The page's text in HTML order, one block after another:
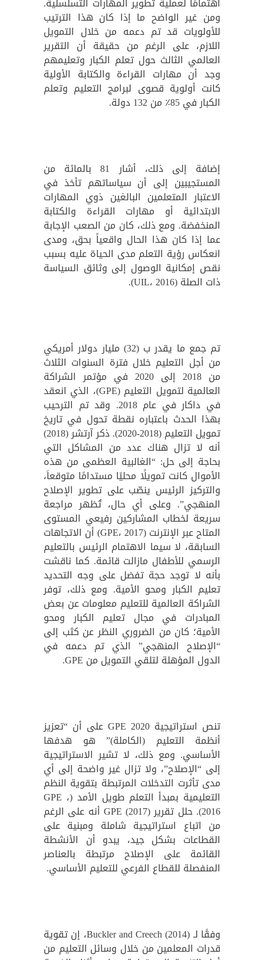
ومن غير الواضح ما إذا كان هذا الترتيب
للأولويات قد تم دعمه من خلال التمويل
اللازم، على الرغم من حقيقة أن التقرير
العالمي الثالث حول تعلم الكبار وتعليمهم
وجد أن مهارات القراءة والكتابة الأولية
كانت أولوية قصوى لبرامج التعليم وتعلم
الكبار في 85٪ من 132 دولة.
إضافة إلى ذلك، أشار 81 بالمائة من
المستجيبين إلى أن سياساتهم تأخذ في
الاعتبار المتعلمين البالغين ذوي المهارات
الابتدائية أو مهارات القراءة والكتابة
المنخفضة. ومع ذلك، كان من الصعب الإجابة
عما إذا كان هذا الحال واقعياً بحق، ومدى
انعكاس رؤية التعلم مدى الحياة عليه بسبب
نقص إمكانية الوصول إلى وثائق السياسة
ذات الصلة (UIL، 2016).
تم جمع ما يقدر ب (32) مليار دولار أمريكي
من أجل التعليم خلال فترة السنوات الثلاث
من 2018 إلى 2020 في مؤتمر الشراكة
العالمية لتمويل التعليم (GPE)، الذي انعقد
في داكار في عام 2018. وقد تم الترحيب
بهذا الحدث باعتباره نقطة تحول في تاريخ
تمويل التعليم (2018-2020). ذكر آرتشر (2018)
أنه لا تزال هناك عدد من المشاكل التي
بحاجة إلى حل: “الغالبية العظمى من هذه
الأموال كانت تمويلًا محليًا مستدامًا متوقعاَ،
والتركيز الرئيس ينصّب على تطوير الإصلاح
المنهجي”. وعلى أي حال، تُظهر مراجعة
سريعة لخطاب المشاركين رفيعي المستوى
المتاح عبر الإنترنت (GPE، 2017) أن الاتجاهات
السابقة، لا سيما الاهتمام الرئيس بالتعليم
الرسمي للأطفال مازالت قائمة. كما ناقشت
بأنه لا توجد حجة تفضل على وجه التحديد
تعليم الكبار ومحو الأمية. ومع ذلك، توفر
الشراكة العالمية للتعليم معلومات عن بعض
المبادرات في مجال تعليم الكبار ومحو
الأمية؛ كان من الضروري النظر عن كثب إلى
“الإصلاح المنهجي” الذي تم دعمه في
الدول المؤهلة لتلقي التمويل من GPE.
تنص استراتيجية GPE 2020 على أن “تعزيز
أنظمة التعليم (الكاملة)” هو هدفها
الأساسي. ومع ذلك، لا تشير الاستراتيجية
إلى “الإصلاح”، ولا تزال غير واضحة إلى أي
مدى تأثرت التدخلات المرتبطة بتقوية النظم
التعليمية بمبدأ التعلم طويل الأمد (GPE ،
2016). حلل تقرير GPE (2017) أنه على الرغم
من اتباع استراتيجية شاملة ومبنية على
القطاعات بشكل جيد، يبدو أن الأنشطة
القائمة على الإصلاح مرتبطة بالعناصر
المنفصلة للقطاع الفرعي للتعليم الأساسي.
وفقًا لـ Buckler and Creech (2014)، إن تقوية
قدرات المعلمين من خلال وسائل التعليم من